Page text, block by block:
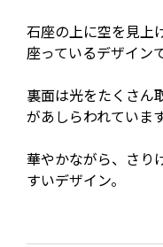
石座の上に空を見上
座っているデザインで
裏面は光をたくさん
があしらわれています
華やかながら、さり
すいデザイン。